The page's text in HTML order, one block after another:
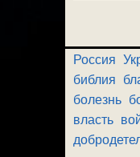
Россия
библия
болезнь
власть